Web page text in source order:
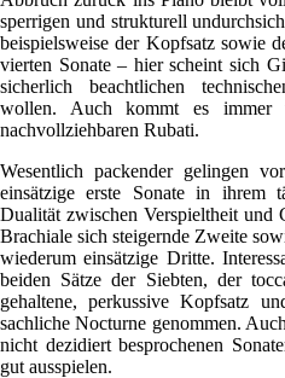
sperrigen und strukturell
beispielsweise der Kopfsatz sowie
vierten Sonate – hier scheint sich
sicherlich beachtlichen
wollen. Auch kommt es
nachvollziehbaren Rubati.
Wesentlich packender gelingen
einsätzige erste Sonate in ihrem
Dualität zwischen Verspieltheit und
Brachiale sich steigernde Zweite
wiederum einsätzige Dritte.
beiden Sätze der Siebten, der
gehaltene, perkussive Kopfsatz
sachliche Nocturne genommen.
nicht dezidiert besprochenen
gut ausspielen.